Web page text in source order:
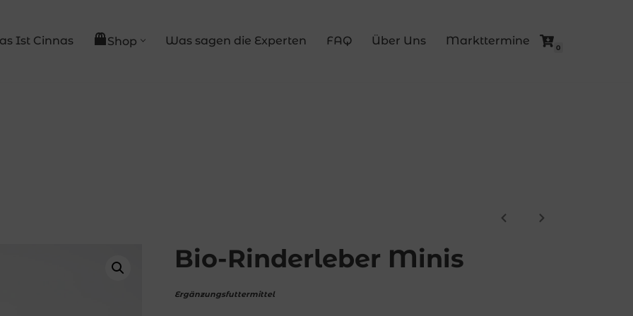
Ist Cinnas Shop Was sagen die Experten FAQ Über Uns Markttermine
0
Bio-Rinderleber Minis
Ergänzungsfuttermittel